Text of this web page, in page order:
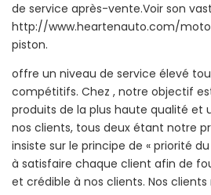
de service après-vente.Voir son
http://www.heartenauto.com/
piston.
offre un niveau de service élevé
compétitifs. Chez , notre objectif
produits de la plus haute qualité et
nos clients, tous deux étant notre
insiste sur le principe de « priorité
à satisfaire chaque client afin de
et crédible à nos clients. Nos